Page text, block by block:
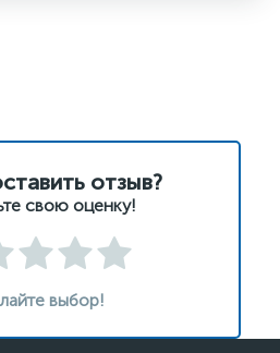
отзыв?
свою оценку!
выбор!